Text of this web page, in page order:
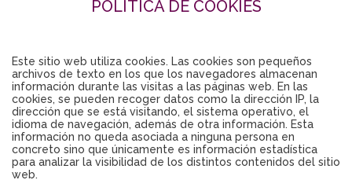
POLÍTICA DE COOKIES
Este sitio web utiliza cookies. Las cookies son pequeños
archivos de texto en los que los navegadores almacenan
información durante las visitas a las páginas web. En las
cookies, se pueden recoger datos como la dirección IP, la
dirección que se está visitando, el sistema operativo, el
idioma de navegación, además de otra información. Esta
información no queda asociada a ninguna persona en
concreto sino que únicamente es información estadística
para analizar la visibilidad de los distintos contenidos del sitio
web.